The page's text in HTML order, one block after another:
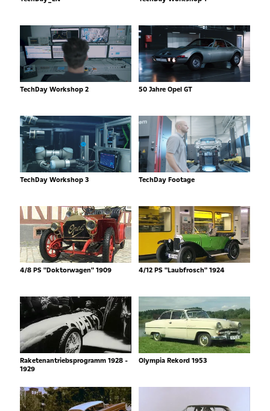
TechDay Workshop 2 50 Jahre Opel GT
TechDay Workshop 3 TechDay Footage
4/8 PS "Doktorwagen" 1909 4/12 PS "Laubfrosch" 1924
Raketenantriebsprogramm 1928 -
1929
Olympia Rekord 1953